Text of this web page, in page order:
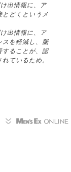
出情報に、ア
とどくというメ
出情報に、ア
スを軽減し、脳
することが、認
ているため。